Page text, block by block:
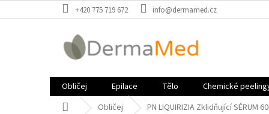
na
+420 775 719 672 info@dermamed.cz
Obličej Epilace Tělo Chemické
Domů Obličej PN LIQUIRIZIA Zklidňující SÉRUM